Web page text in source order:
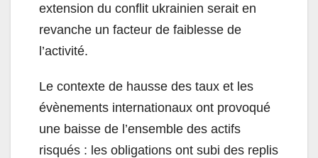
extension du conflit ukrainien serait en
revanche un facteur de faiblesse de
l’activité.
Le contexte de hausse des taux et les
évènements internationaux ont provoqué
une baisse de l’ensemble des actifs
risqués : les obligations ont subi des replis